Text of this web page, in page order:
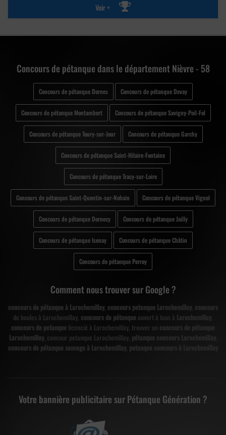
Voir +
Concours de pétanque dans le département Nièvre - 58
Concours de pétanque Dornes Concours de pétanque Devay
Concours de pétanque Montambert Concours de pétanque Savigny-Poil-Fol
Concours de pétanque Toury-sur-Jour Concours de pétanque Garchy
Concours de pétanque Saint-Hilaire-Fontaine
Concours de pétanque Tracy-sur-Loire
Concours de pétanque Saint-Quentin-sur-Nohain Concours de pétanque Vignol
Concours de pétanque Dornecy Concours de pétanque Jailly
Concours de pétanque Isenay Concours de pétanque Châtin
Concours de pétanque Perroy
Comment nous trouver sur Google ?
concours de pétanque à Larochemillay, concours petanque Larochemillay, concours
de boules à Larochemillay, concours de pétanque ouvert à tous à Larochemillay
concours de petanque licencié à Larochemillay, trouver un concours de pétanque
Larochemillay, concour petanque Larochemillay, pétanque concours Larochemillay
concours de pétanque sauvage à Larochemillay, petanque concours à Larochemillay
Votre bannière publicitaire sur Pétanque Génération ?